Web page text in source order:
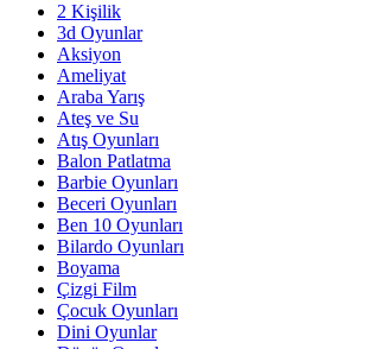
2 Kişilik
3d Oyunlar
Aksiyon
Ameliyat
Araba Yarış
Ateş ve Su
Atış Oyunları
Balon Patlatma
Barbie Oyunları
Beceri Oyunları
Ben 10 Oyunları
Bilardo Oyunları
Boyama
Çizgi Film
Çocuk Oyunları
Dini Oyunlar